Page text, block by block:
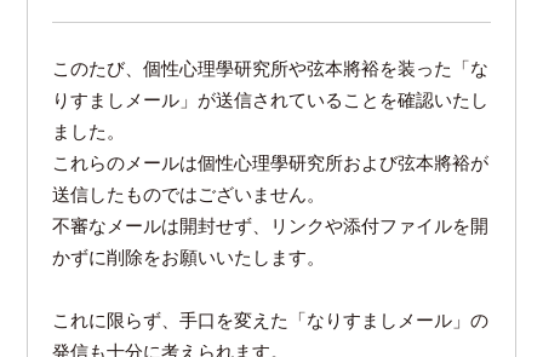
このたび、個性心理學研究所や弦本將裕を装った「な
りすましメール」が送信されていることを確認いたし
ました。
これらのメールは個性心理學研究所および弦本將裕が
送信したものではございません。
不審なメールは開封せず、リンクや添付ファイルを開
かずに削除をお願いいたします。
これに限らず、手口を変えた「なりすましメール」の
発信も十分に考えられます。